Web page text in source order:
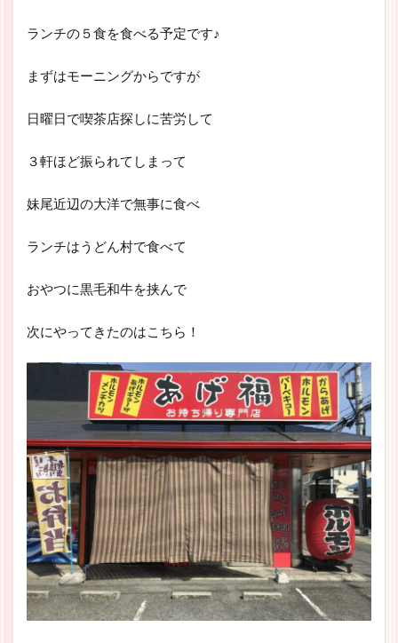
ランチの５食を食べる予定です♪
まずはモーニングからですが
日曜日で喫茶店探しに苦労して
３軒ほど振られてしまって
妹尾近辺の大洋で無事に食べ
ランチはうどん村で食べて
おやつに黒毛和牛を挟んで
次にやってきたのはこちら！